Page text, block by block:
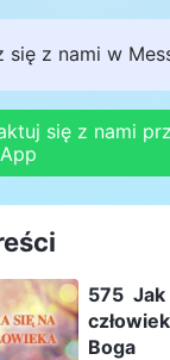
się z nami w
się z nami
575 Jak
Boga